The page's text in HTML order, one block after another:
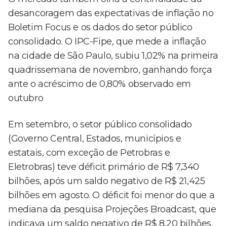
desancoragem das expectativas de inflação no
Boletim Focus e os dados do setor público
consolidado. O IPC-Fipe, que mede a inflação
na cidade de São Paulo, subiu 1,02% na primeira
quadrissemana de novembro, ganhando força
ante o acréscimo de 0,80% observado em
outubro
Em setembro, o setor público consolidado
(Governo Central, Estados, municípios e
estatais, com exceção de Petrobras e
Eletrobras) teve déficit primário de R$ 7,340
bilhões, após um saldo negativo de R$ 21,425
bilhões em agosto. O déficit foi menor do que a
mediana da pesquisa Projeções Broadcast, que
indicava um saldo negativo de R$ 8,20 bilhões,